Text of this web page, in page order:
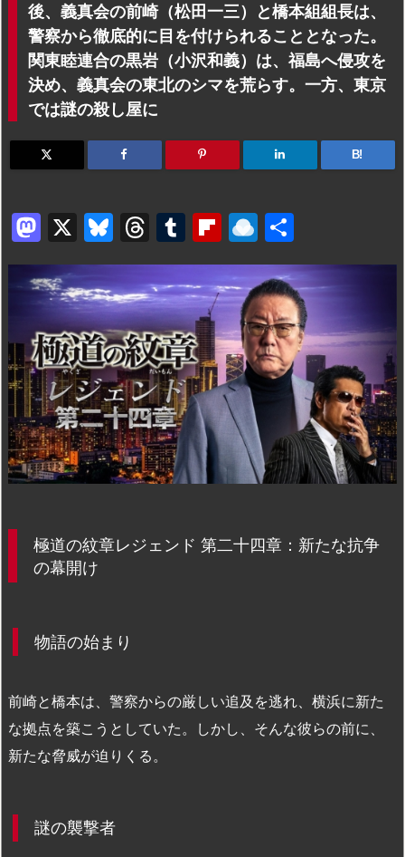
後、義真会の前崎（松田一三）と橋本組組長は、
警察から徹底的に目を付けられることとなった。
関東睦連合の黒岩（小沢和義）は、福島へ侵攻を
決め、義真会の東北のシマを荒らす。一方、東京
では謎の殺し屋に
B!
M
a
st
o
d
o
n
X
Bl
u
e
s
k
y
T
hr
e
a
d
s
T
u
m
bl
r
Fl
ip
b
o
ar
d
R
ai
n
dr
o
p.
io
有
極道の紋章レジェンド 第二十四章：新たな抗争
の幕開け
物語の始まり
前崎と橋本は、警察からの厳しい追及を逃れ、横浜に新た
な拠点を築こうとしていた。しかし、そんな彼らの前に、
新たな脅威が迫りくる。
謎の襲撃者